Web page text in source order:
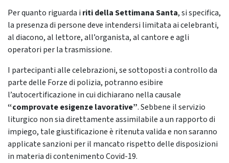
Per quanto riguarda i riti della Settimana Santa, si specifica,
la presenza di persone deve intendersi limitata ai celebranti,
al diacono, al lettore, all’organista, al cantore e agli
operatori per la trasmissione.
I partecipanti alle celebrazioni, se sottoposti a controllo da
parte delle Forze di polizia, potranno esibire
l’autocertificazione in cui dichiarano nella causale
“comprovate esigenze lavorative”. Sebbene il servizio
liturgico non sia direttamente assimilabile a un rapporto di
impiego, tale giustificazione è ritenuta valida e non saranno
applicate sanzioni per il mancato rispetto delle disposizioni
in materia di contenimento Covid-19.